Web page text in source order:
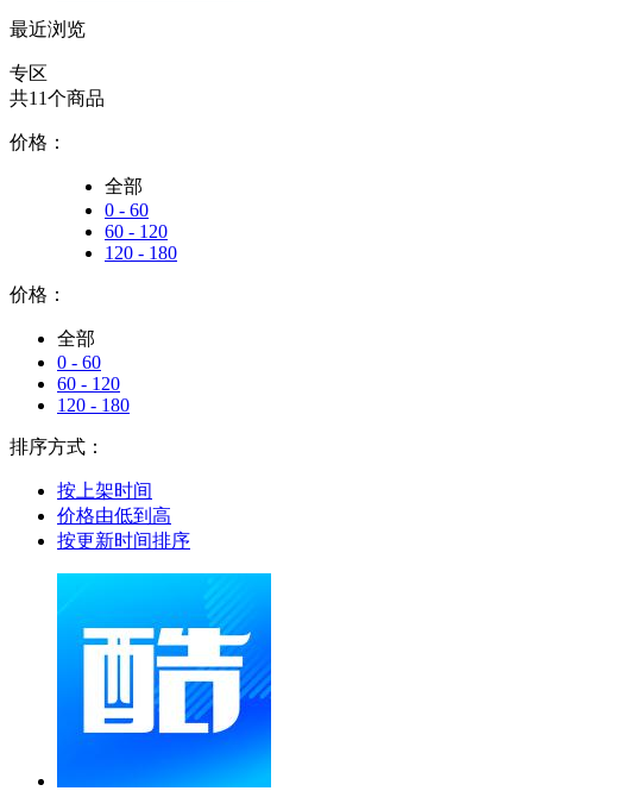
最近浏览
专区
共11个商品
价格：
全部
0 - 60
60 - 120
120 - 180
价格：
全部
0 - 60
60 - 120
120 - 180
排序方式：
按上架时间
价格由低到高
按更新时间排序